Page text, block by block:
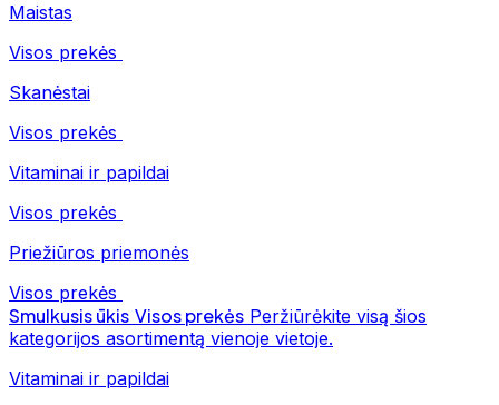
Maistas
Visos prekės
Skanėstai
Visos prekės
Vitaminai ir papildai
Visos prekės
Priežiūros priemonės
Visos prekės
Smulkusis ūkis Visos prekės Peržiūrėkite visą šios
kategorijos asortimentą vienoje vietoje.
Vitaminai ir papildai